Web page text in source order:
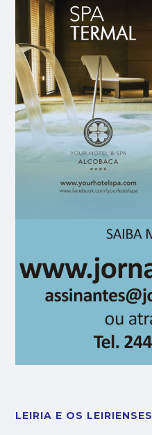
LEIRIA E OS LEIRIENSES